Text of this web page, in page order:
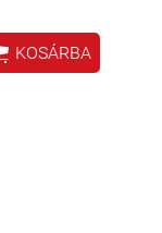
KOSÁRBA